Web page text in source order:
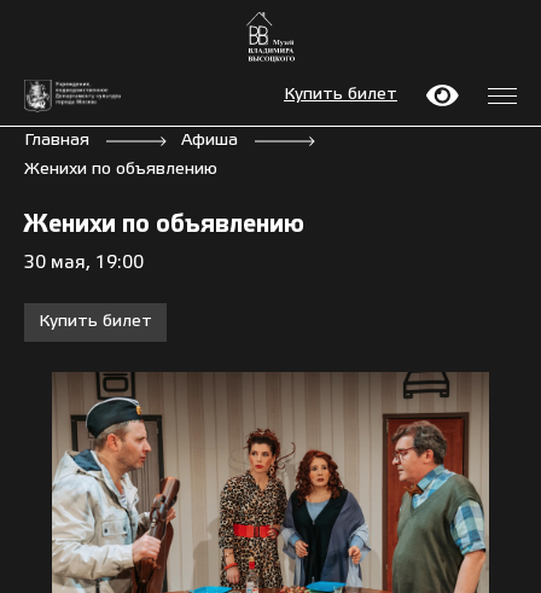
Купить билет
Главная
Афиша
Женихи по объявлению
Женихи по объявлению
30 мая, 19:00
Купить билет